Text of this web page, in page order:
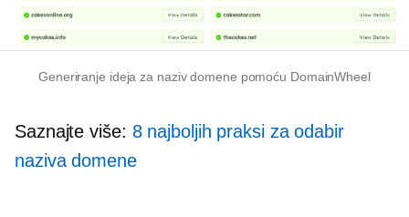
Generiranje ideja za naziv domene pomoću DomainWheel
Saznajte više: 8 najboljih praksi za odabir
naziva domene